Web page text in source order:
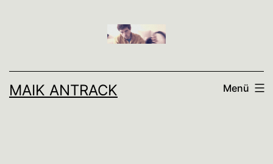
MAIK ANTRACK Menü